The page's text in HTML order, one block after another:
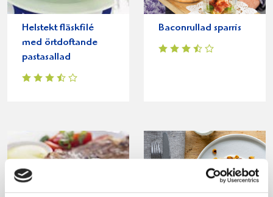
Helstekt fläskfilé
med örtdoftande
pastasallad
Baconrullad sparris